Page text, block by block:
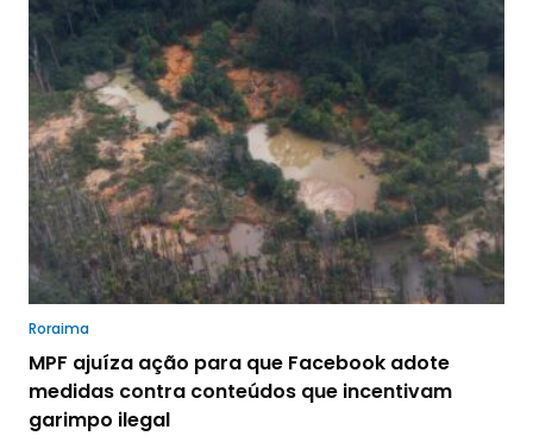
Roraima
MPF ajuíza ação para que Facebook adote
medidas contra conteúdos que incentivam
garimpo ilegal